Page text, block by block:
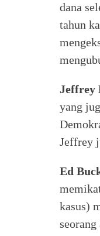
dana
tahun
Jeffrey
yang
Jeffrey
Ed
kasus)